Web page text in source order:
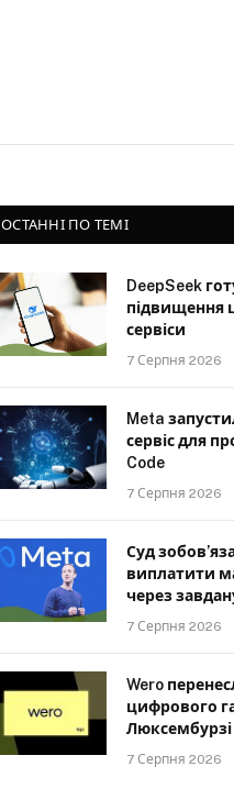
ОСТАННІ ПО ТЕМІ
DeepSeek
підвищення
сервіси
7 Серпня 2026
Meta
сервіс для
Code
7 Серпня 2026
Суд
виплатити
через
7 Серпня 2026
Wero
цифрового
Люксембурзі
7 Серпня 2026